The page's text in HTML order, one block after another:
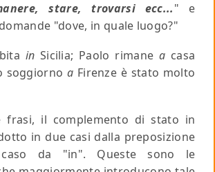
stare, trovarsi ecc..." e
"dove, in quale luogo?"
in Sicilia; Paolo rimanea casa
soggiorno a Firenze è stato molto
frasi, il complemento di stato in
in due casi dalla preposizione
da "in". Queste sono le